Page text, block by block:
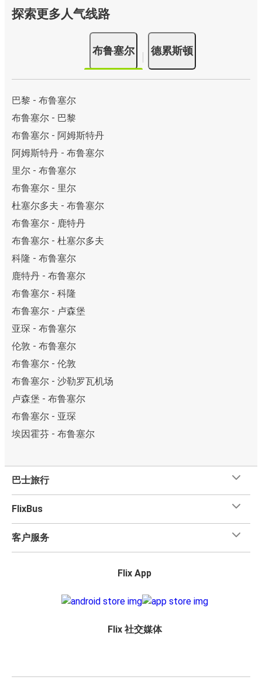
探索更多人气线路
布鲁塞尔 德累斯顿
巴黎 - 布鲁塞尔
布鲁塞尔 - 巴黎
布鲁塞尔 - 阿姆斯特丹
阿姆斯特丹 - 布鲁塞尔
里尔 - 布鲁塞尔
布鲁塞尔 - 里尔
杜塞尔多夫 - 布鲁塞尔
布鲁塞尔 - 鹿特丹
布鲁塞尔 - 杜塞尔多夫
科隆 - 布鲁塞尔
鹿特丹 - 布鲁塞尔
布鲁塞尔 - 科隆
布鲁塞尔 - 卢森堡
亚琛 - 布鲁塞尔
伦敦 - 布鲁塞尔
布鲁塞尔 - 伦敦
布鲁塞尔 - 沙勒罗瓦机场
卢森堡 - 布鲁塞尔
布鲁塞尔 - 亚琛
埃因霍芬 - 布鲁塞尔
巴士旅行
FlixBus
客户服务
Flix App
Flix 社交媒体